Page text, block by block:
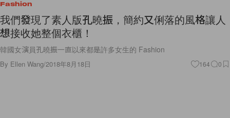
Fashion
我們發現了素人版孔曉振，簡約又俐落的風格讓人
想接收她整個衣櫃！
韓國女演員孔曉振一直以來都是許多女生的 Fashion
By Ellen Wang/2018年8月18日 164 0